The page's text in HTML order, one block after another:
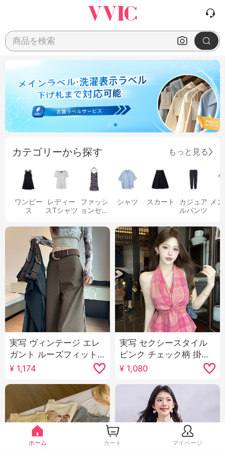
商品を検索
カテゴリーから探す もっと見る
ワンピー
ス
レディー
スTシャツ
ファッシ
ョンセッ
シャツ スカート
カジュア
ルパンツ
メ
実写 ヴィンテージ エレ
ガント ルーズフィット
カジュアル スラックス
女性 2025 春 新品 ハイ
ウエスト スリム効果 垂
感 フロアレングス ズボ
ン 長ズボン
¥ 1,174
実写 セクシースタイル
ピンク チェック柄 掛け
首 ベスト マイナー デザ
イン 感 不規則 ツイスト
レースアップ トップス
¥ 1,080
ホーム カート マイページ